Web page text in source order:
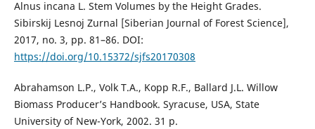
Alnus incana L. Stem Volumes by the Height Grades.
Sibirskij Lesnoj Zurnal [Siberian Journal of Forest Science],
2017, no. 3, pp. 81–86. DOI:
https://doi.org/10.15372/sjfs20170308
Abrahamson L.P., Volk T.A., Kopp R.F., Ballard J.L. Willow
Biomass Producer’s Handbook. Syracuse, USA, State
University of New-York, 2002. 31 p.